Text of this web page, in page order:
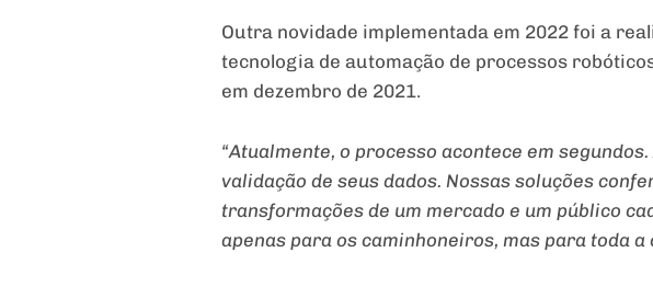
Outra novidade implementada em 2022 foi a
tecnologia de automação de processos
em dezembro de 2021.
“Atualmente, o processo acontece em
validação de seus dados. Nossas soluções
transformações de um mercado e um público
apenas para os caminhoneiros, mas para toda